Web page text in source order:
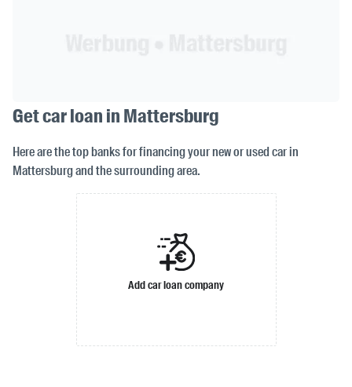
Get car loan in Mattersburg
Here are the top banks for financing your new or used car in
Mattersburg and the surrounding area.
Add car loan company